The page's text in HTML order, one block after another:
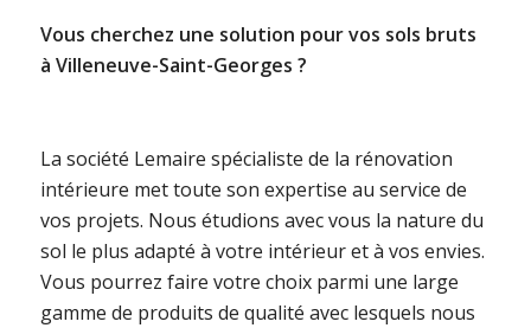
Vous cherchez une solution pour vos sols bruts
à Villeneuve-Saint-Georges ?
La société Lemaire spécialiste de la rénovation
intérieure met toute son expertise au service de
vos projets. Nous étudions avec vous la nature du
sol le plus adapté à votre intérieur et à vos envies.
Vous pourrez faire votre choix parmi une large
gamme de produits de qualité avec lesquels nous